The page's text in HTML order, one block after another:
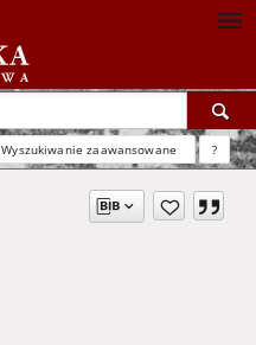
Wyszukiwanie zaawansowane ?